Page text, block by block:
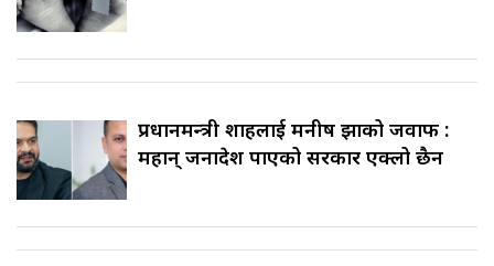
प्रधानमन्त्री शाहलाई मनीष झाको जवाफ :
महान् जनादेश पाएको सरकार एक्लो छैन